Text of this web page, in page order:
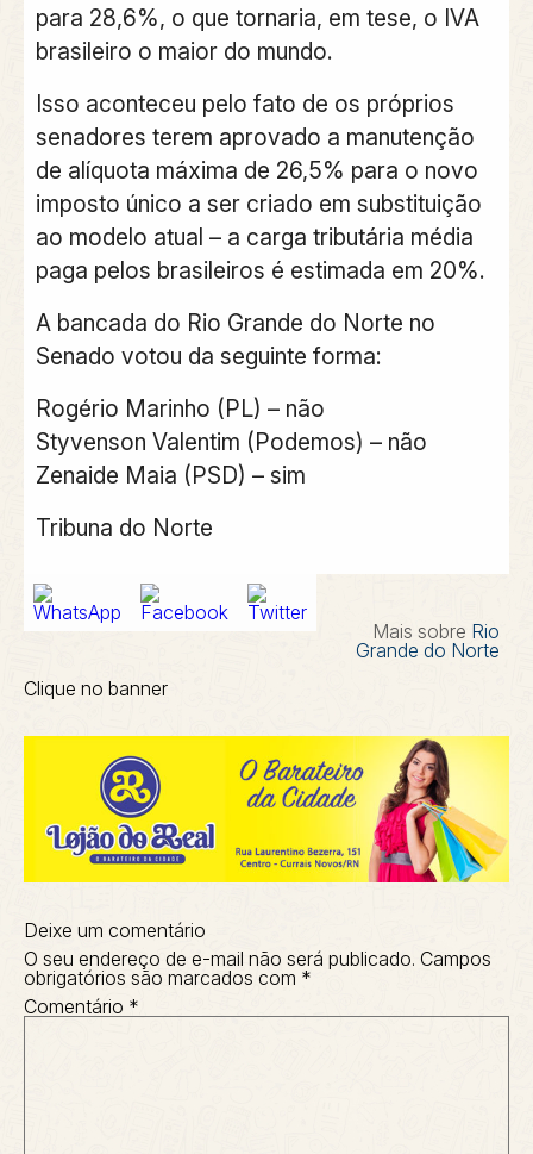
para 28,6%, o que tornaria, em tese, o IVA
brasileiro o maior do mundo.
Isso aconteceu pelo fato de os próprios
senadores terem aprovado a manutenção
de alíquota máxima de 26,5% para o novo
imposto único a ser criado em substituição
ao modelo atual – a carga tributária média
paga pelos brasileiros é estimada em 20%.
A bancada do Rio Grande do Norte no
Senado votou da seguinte forma:
Rogério Marinho (PL) – não
Styvenson Valentim (Podemos) – não
Zenaide Maia (PSD) – sim
Tribuna do Norte
Mais sobre Rio
Grande do Norte
Clique no banner
Deixe um comentário
O seu endereço de e-mail não será publicado. Campos
obrigatórios são marcados com *
Comentário *